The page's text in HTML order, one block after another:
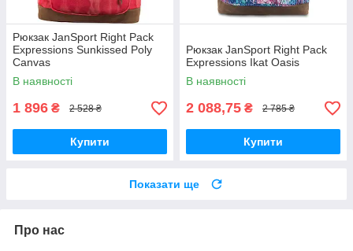
Рюкзак JanSport Right Pack
Expressions Sunkissed Poly
Canvas
В наявності
1 896 ₴ 2 528 ₴
Купити
Рюкзак JanSport Right Pack
Expressions Ikat Oasis
В наявності
2 088,75 ₴ 2 785 ₴
Купити
Показати ще
Про нас